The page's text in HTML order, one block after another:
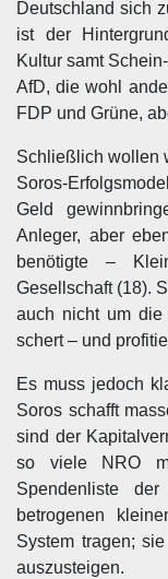
Deutschland sich
ist der
Kultur samt
AfD, die wohl
FDP und Grüne,
Schließlich wollen
Soros-
Geld
Anleger, aber
benötigte –
Gesellschaft (18).
auch nicht um die
schert – und
Es muss jedoch
Soros schafft
sind der
so viele NRO
Spendenliste
betrogenen
System tragen;
auszusteigen.